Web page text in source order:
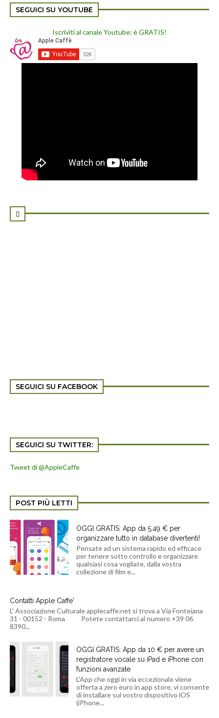
SEGUICI SU YOUTUBE
Iscriviti al canale Youtube: è GRATIS!

SEGUICI SU FACEBOOK
SEGUICI SU TWITTER:
Tweet di @AppleCaffe
POST PIÙ LETTI
OGGI GRATIS: App da 5,49 € per
organizzare tutto in database divertenti!
Pensate ad un sistema rapido ed efficace
per tenere sotto controllo e organizzare
qualsiasi cosa vogliate, dalla vostra
collezione di film e...
Contatti Apple Caffe'
L' Associazione Culturale applecaffe.net si trova a Via Fonteiana
31 - 00152 - Roma Potete contattarci al numero +39 06
8390...
OGGI GRATIS: App da 10 € per avere un
registratore vocale su iPad e iPhone con
funzioni avanzate
L'App che oggi in via eccezionale viene
offerta a zero euro in app store, vi consente
di installare sul vostro dispositivo iOS
(iPhone...